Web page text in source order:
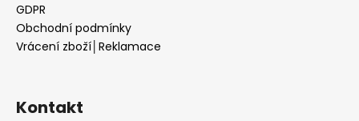
GDPR
Obchodní podmínky
Vrácení zboží│Reklamace
Kontakt